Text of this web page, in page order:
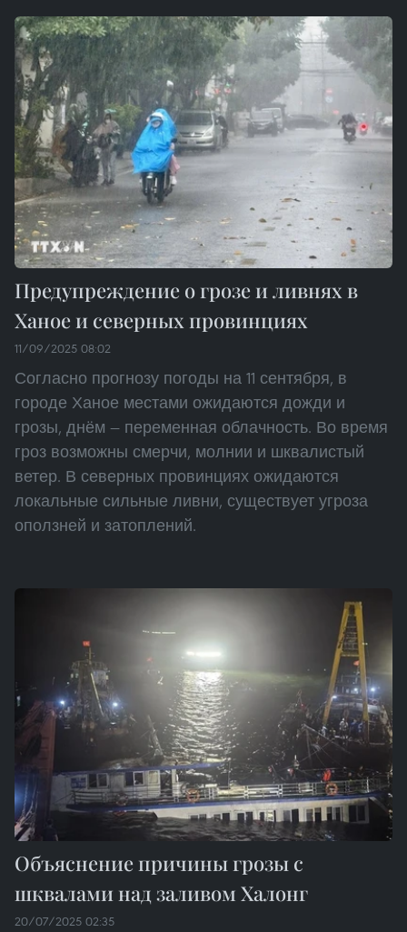
Предупреждение о грозе и ливнях в
Ханое и северных провинциях
11/09/2025 08:02
Согласно прогнозу погоды на 11 сентября, в
городе Ханое местами ожидаются дожди и
грозы, днём — переменная облачность. Во время
гроз возможны смерчи, молнии и шквалистый
ветер. В северных провинциях ожидаются
локальные сильные ливни, существует угроза
оползней и затоплений.
Объяснение причины грозы с
шквалами над заливом Халонг
20/07/2025 02:35